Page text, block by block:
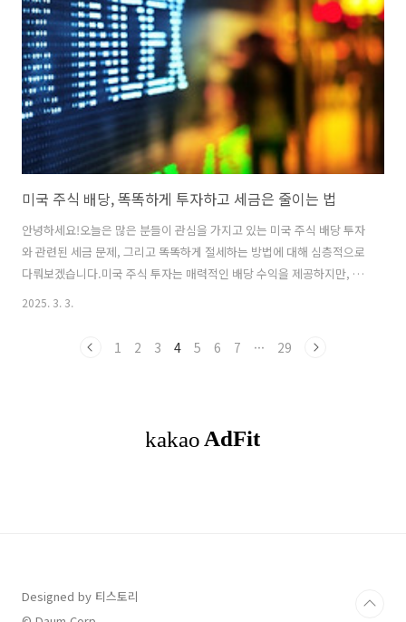
예계에서의 스폰서 문화에 대한 논란을 다시 불러일으켰습니다. 걸스데
이와 장혜리의 배경걸스데이는 2010년에 데뷔하여 많은 인기를 끌었
던 걸그룹입니다. 장혜리는 이 그룹의 원년 멤버로, ..
미국 주식 배당, 똑똑하게 투자하고 세금은 줄이는 법
안녕하세요!오늘은 많은 분들이 관심을 가지고 있는 미국 주식 배당 투자
와 관련된 세금 문제, 그리고 똑똑하게 절세하는 방법에 대해 심층적으로
다뤄보겠습니다.미국 주식 투자는 매력적인 배당 수익을 제공하지만, 복
잡한 세금 문제로 인해 어려움을 겪는 투자자분들이 많습니다.이 글에서
분의 소중한 투자 수익을 지키는 다양한 절세 전략을 제시해 드리겠습니
2025. 3. 3.
1 2 3 4 5 6 7 ··· 29
Designed by 티스토리